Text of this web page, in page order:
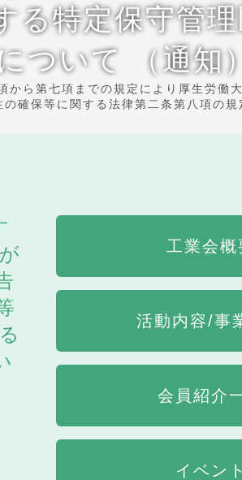
る特定保守管
ついて （通知）
から第七項までの規定により厚生労働
確保等に関する法律第二条第八項の規
工業会概
活動内容/事
会員紹介
イベント